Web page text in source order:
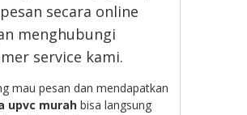
secara online
menghubungi
service kami.
mau pesan dan mendapatkan
upvc murah bisa langsung